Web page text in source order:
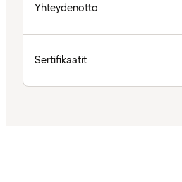
Yhteydenotto
Sertifikaatit